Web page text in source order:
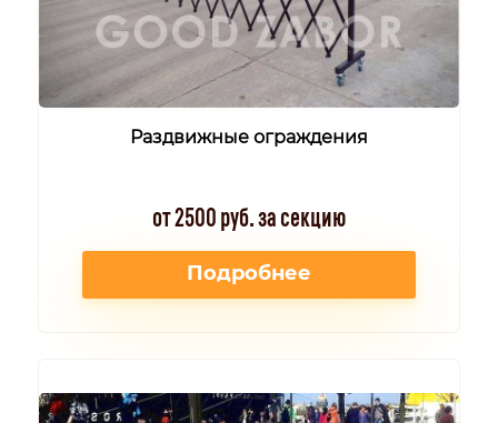
Раздвижные ограждения
от 2500 руб. за секцию
Подробнее